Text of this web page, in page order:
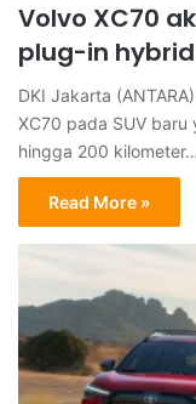
Volvo XC70
plug-in hybrid
DKI Jakarta
XC70 pada SUV baru
hingga 200
Read More »